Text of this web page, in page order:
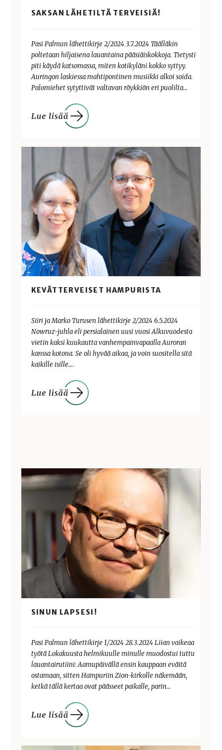
SAKSAN LÄHETILTÄ TERVEISIÄ!
Pasi Palmun lähettikirje 2/2024 3.7.2024 Täälläkin
poltetaan hiljaisena lauantaina pääsiäiskokkoja. Tietysti
piti käydä katsomassa, miten kotikyläni kokko syttyy.
Auringon laskiessa mahtipontinen musiikki alkoi soida.
Palomiehet sytyttivät valtavan röykkiön eri puolilta…
KEVÄTTERVEISET HAMPURISTA
Siiri ja Marko Turusen lähettikirje 2/2024 6.5.2024
Nowruz-juhla eli persialainen uusi vuosi Alkuvuodesta
vietin kaksi kuukautta vanhempainvapaalla Auroran
kanssa kotona. Se oli hyvää aikaa, ja voin suositella sitä
kaikille isille….
SINUN LAPSESI!
Pasi Palmun lähettikirje 1/2024 28.3.2024 Liian vaikeaa
työtä Lokakuusta helmikuulle minulle muodostui tuttu
lauantairutiini: Aamupäivällä ensin kauppaan eväitä
ostamaan, sitten Hampuriin Zion-kirkolle näkemään,
ketkä tällä kertaa ovat päässeet paikalle, parin…